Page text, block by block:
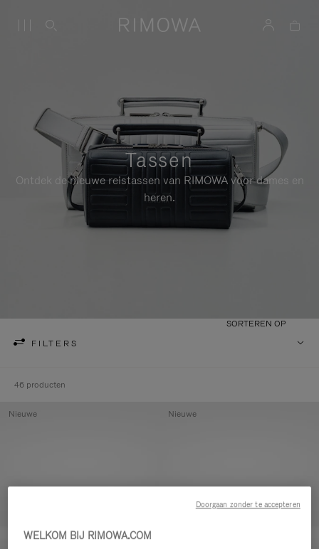
Tassen
Ontdek de nieuwe reistassen van RIMOWA voor dames en
heren.
FILTERS
SORTEREN OP
46 producten
Nieuwe Nieuwe
WELKOM BIJ RIMOWA.COM
Doorgaan zonder te accepteren